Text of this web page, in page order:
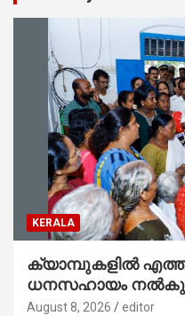
KERALA
ക്യാമ്പുകളിൽ
ധനസഹായം നൽകും-
അനിൽകുമാർ
August 8, 2026 editor